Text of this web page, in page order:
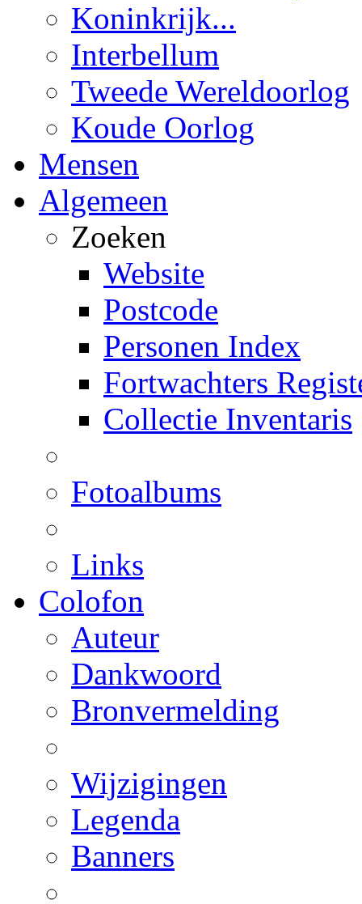
Koninkrijk...
Interbellum
Tweede Wereldoorlog
Koude Oorlog
Mensen
Algemeen
Zoeken
Website
Postcode
Personen Index
Fortwachters
Collectie Inventaris
Fotoalbums
Links
Colofon
Auteur
Dankwoord
Bronvermelding
Wijzigingen
Legenda
Banners